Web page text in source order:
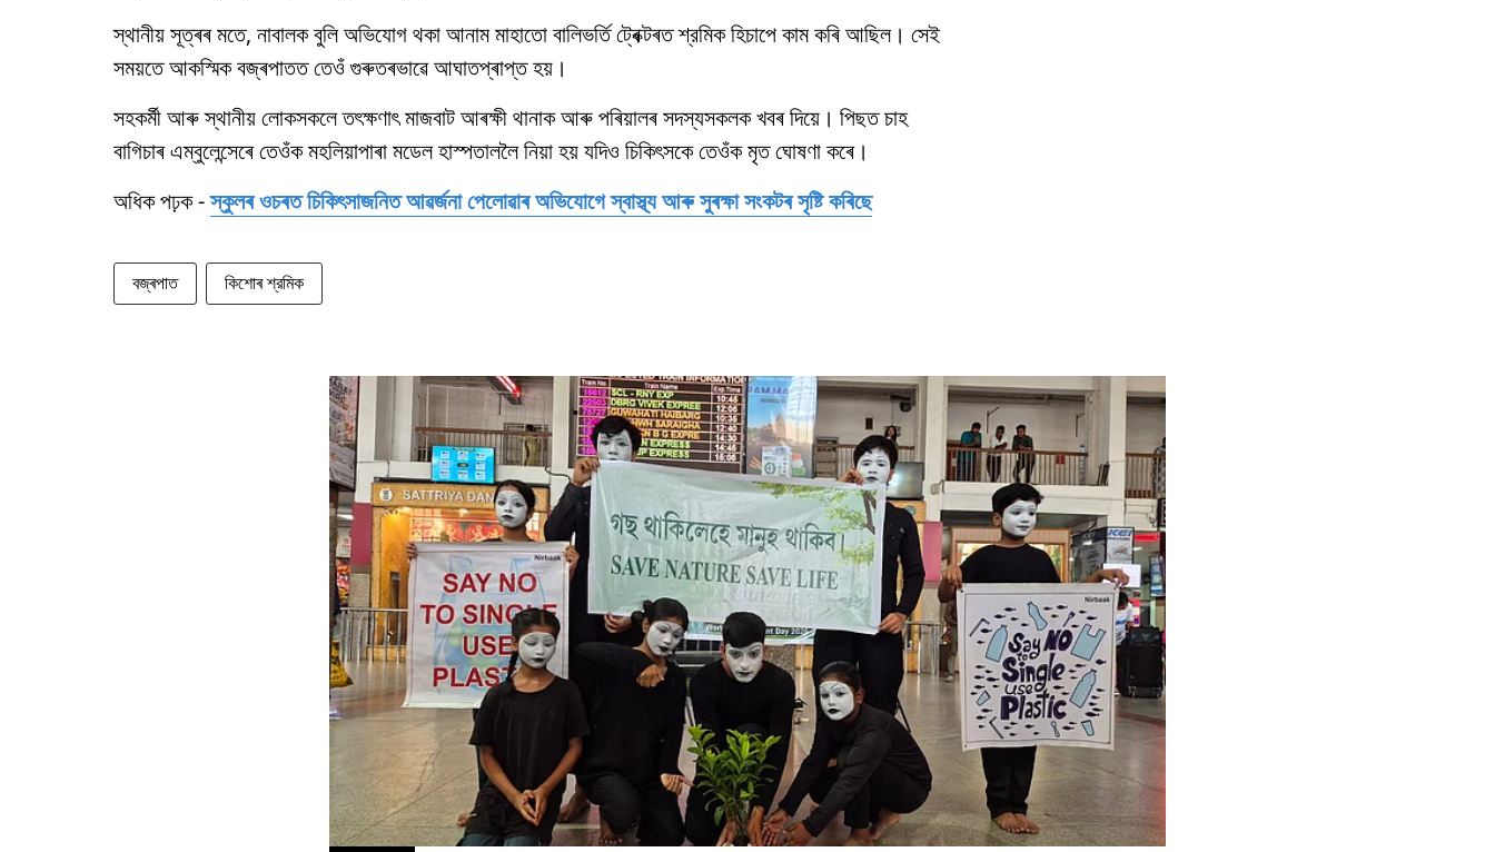
স্থানীয় সূত্ৰৰ মতে, নাবালক বুলি অভিযোগ থকা আনাম মাহাতো বালিভৰ্তি ট্ৰেক্টৰত শ্রমিক হিচাপে কাম কৰি আছিল। সেই
সময়তে আকস্মিক বজ্ৰপাতত তেওঁ গুৰুতৰভাৱে আঘাতপ্ৰাপ্ত হয়।
সহকৰ্মী আৰু স্থানীয় লোকসকলে তৎক্ষণাৎ মাজবাট আৰক্ষী থানাক আৰু পৰিয়ালৰ সদস্যসকলক খবৰ দিয়ে। পিছত চাহ
বাগিচাৰ এম্বুলেন্সেৰে তেওঁক মহলিয়াপাৰা মডেল হাস্পতাললৈ নিয়া হয় যদিও চিকিৎসকে তেওঁক মৃত ঘোষণা কৰে।
অধিক পঢ়ক -স্কুলৰ ওচৰত চিকিৎসাজনিত আৱৰ্জনা পেলোৱাৰ অভিযোগে স্বাস্থ্য আৰু সুৰক্ষা সংকটৰ সৃষ্টি কৰিছে
বজ্ৰপাত কিশোৰ শ্রমিক